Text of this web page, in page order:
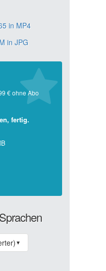
in MP4
in JPG
€ ohne Abo
fertig.
▼